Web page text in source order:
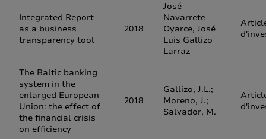
Integrated Report
as a business
transparency tool
2018
José
Navarrete
Oyarce, José
Luis Gallizo
Larraz
The Baltic banking
system in the
enlarged European
Union: the effect of
the financial crisis
on efficiency
2018
Gallizo, J.L.;
Moreno, J.;
Salvador, M.